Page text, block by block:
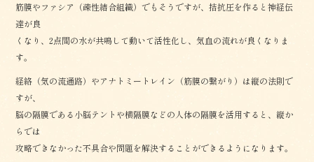
筋膜やファシア（疎性結合組織）でもそうですが、拮抗圧を作ると神経伝
達が良
くなり、2点間の水が共鳴して動いて活性化し、気血の流れが良くなりま
す。
経絡（気の流通路）やアナトミートレイン（筋膜の繋がり）は縦の法則で
すが、
脳の隔膜である小脳テントや横隔膜などの人体の隔膜を活用すると、縦か
らでは
攻略できなかった不具合や問題を解決することができるようになります。